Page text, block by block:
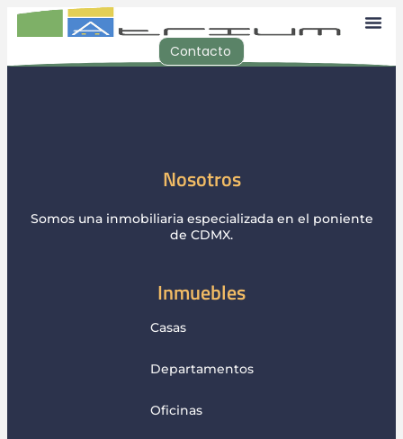
Contacto
Nosotros
Somos una inmobiliaria especializada en el poniente
de CDMX.
Inmuebles
Casas
Departamentos
Oficinas